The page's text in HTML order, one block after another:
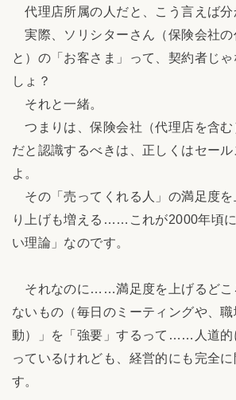
代理店所属の人だと、こう言えば分
実際、ソリシターさん（保険会社の
と）の「お客さま」って、契約者じ
しょ？
それと一緒。
つまりは、保険会社（代理店を含む
だと認識するべきは、正しくはセー
よ。
その「売ってくれる人」の満足度を
り上げも増える……これが2000年頃
い理論」なのです。
それなのに……満足度を上げるどこ
ないもの（毎日のミーティングや、
動）」を「強要」するって……人道的
っているけれども、経営的にも完全
す。